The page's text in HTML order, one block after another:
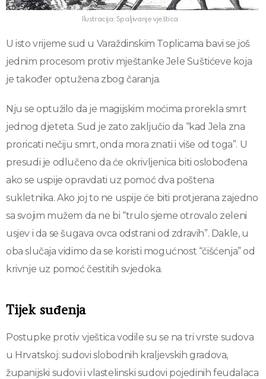
Ilustracija: Spaljivanje vještica
U isto vrijeme sud u Varaždinskim Toplicama bavi se još
jednim procesom protiv mještanke Jele Suštićeve koja
je također optužena zbog čaranja.
Nju se optužilo da je magijskim moćima prorekla smrt
jednog djeteta. Sud je zato zaključio da “kad Jela zna
proricati nečiju smrt, onda mora znati i više od toga”. U
presudi je odlučeno da će okrivljenica biti oslobođena
ako se uspije opravdati uz pomoć dva poštena
sukletnika. Ako joj to ne uspije će biti protjerana zajedno
sa svojim mužem da ne bi “trulo sjeme otrovalo zeleni
usjev i da se šugava ovca odstrani od zdravih”. Dakle, u
oba slučaja vidimo da se koristi mogućnost “čišćenja” od
krivnje uz pomoć čestitih svjedoka.
Tijek suđenja
Postupke protiv vještica vodile su se na tri vrste sudova
u Hrvatskoj: sudovi slobodnih kraljevskih gradova,
županijski sudovi i vlastelinski sudovi pojedinih feudalaca